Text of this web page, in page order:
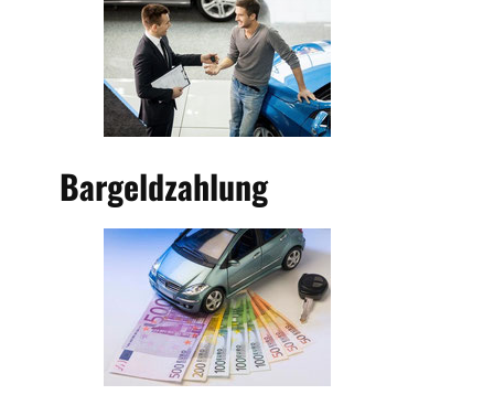
Bargeldzahlung